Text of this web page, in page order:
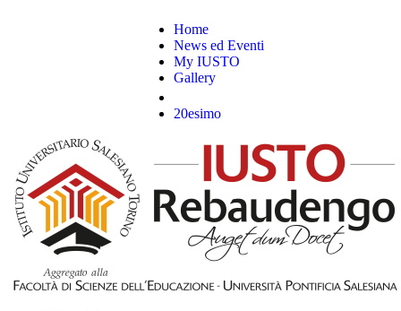
Home
News ed Eventi
My IUSTO
Gallery
20esimo